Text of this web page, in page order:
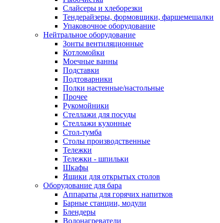
Слайсеры и хлеборезки
Тендерайзеры, формовщики, фаршемешалки
Упаковочное оборудование
Нейтральное оборудование
Зонты вентиляционные
Котломойки
Моечные ванны
Подставки
Подтоварники
Полки настенные/настольные
Прочее
Рукомойники
Стеллажи для посуды
Стеллажи кухонные
Стол-тумба
Столы производственные
Тележки
Тележки - шпильки
Шкафы
Ящики для открытых столов
Оборудование для бара
Аппараты для горячих напитков
Барные станции, модули
Блендеры
Водонагреватели